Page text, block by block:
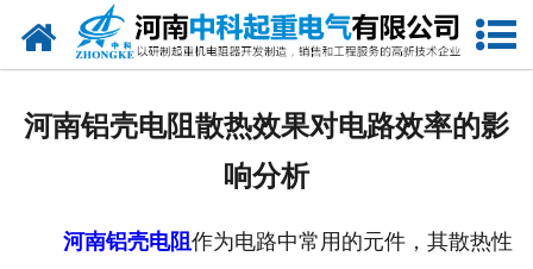
网站首页
河南铝壳电阻散热效果对电路效率的影
响分析
河南铝壳电阻作为电路中常用的元件，其散热性